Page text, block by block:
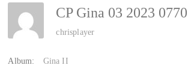
CP Gina 03 2023 0770
chrisplayer
Album: Gina II